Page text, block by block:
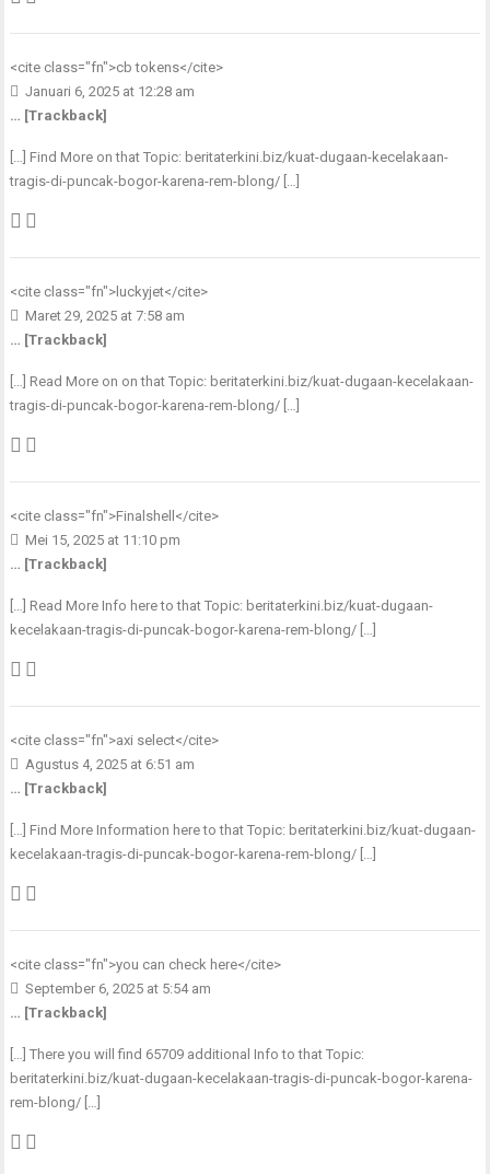
<cite class="fn">cb tokens</cite>
Januari 6, 2025 at 12:28 am
… [Trackback]
[…] Find More on that Topic: beritaterkini.biz/kuat-dugaan-kecelakaan-
tragis-di-puncak-bogor-karena-rem-blong/ […]
<cite class="fn"> luckyjet</cite>
Maret 29, 2025 at 7:58 am
… [Trackback]
[…] Read More on on that Topic: beritaterkini.biz/kuat-dugaan-kecelakaan-
tragis-di-puncak-bogor-karena-rem-blong/ […]
<cite class="fn">Finalshell </cite>
Mei 15, 2025 at 11:10 pm
… [Trackback]
[…] Read More Info here to that Topic: beritaterkini.biz/kuat-dugaan-
kecelakaan-tragis-di-puncak-bogor-karena-rem-blong/ […]
<cite class="fn">axi select</cite>
Agustus 4, 2025 at 6:51 am
… [Trackback]
[…] Find More Information here to that Topic: beritaterkini.biz/kuat-dugaan-
kecelakaan-tragis-di-puncak-bogor-karena-rem-blong/ […]
<cite class="fn">you can check here</cite>
September 6, 2025 at 5:54 am
… [Trackback]
[…] There you will find 65709 additional Info to that Topic:
beritaterkini.biz/kuat-dugaan-kecelakaan-tragis-di-puncak-bogor-karena-
rem-blong/ […]